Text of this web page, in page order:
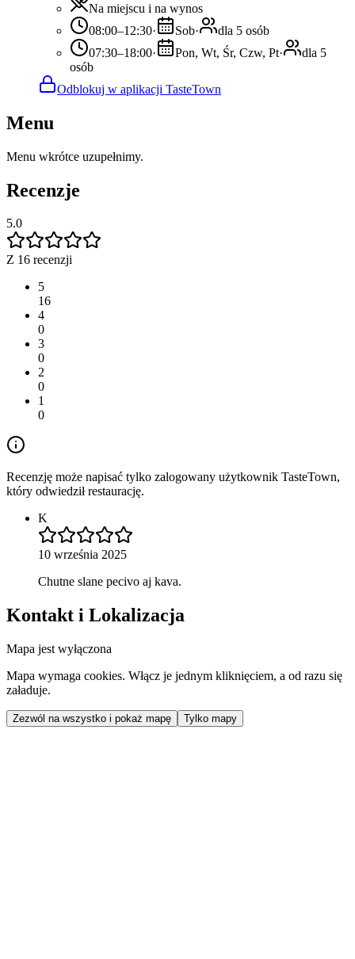
Na miejscu i na wynos
08:00–12:30· Sob·
dla 5 osób
07:30–18:00· Pon, Wt, Śr, Czw, Pt·
dla 5
osób
Odblokuj w aplikacji TasteTown
Menu
Menu wkrótce uzupełnimy.
Recenzje
5.0
Z 16 recenzji
5
16
4
0
3
0
2
0
1
0
Recenzję może napisać tylko zalogowany użytkownik TasteTown,
który odwiedził restaurację.
K
10 września 2025
Chutne slane pecivo aj kava.
Kontakt i Lokalizacja
Mapa jest wyłączona
Mapa wymaga cookies. Włącz je jednym kliknięciem, a od razu się
załaduje.
Zezwól na wszystko i pokaż mapę Tylko mapy